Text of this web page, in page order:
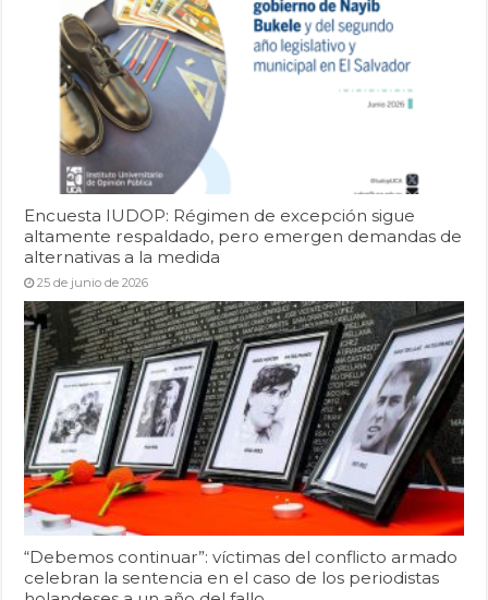
Encuesta IUDOP: Régimen de excepción sigue
altamente respaldado, pero emergen demandas de
alternativas a la medida
25 de junio de 2026
“Debemos continuar”: víctimas del conflicto armado
celebran la sentencia en el caso de los periodistas